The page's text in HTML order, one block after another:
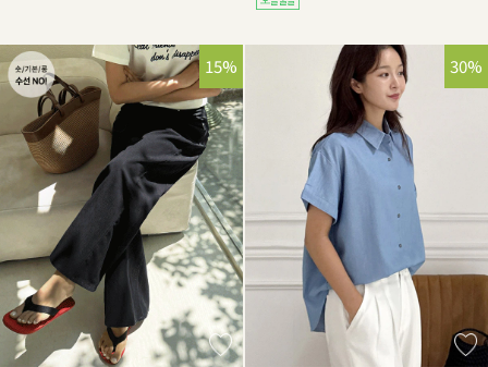
32%
15% 36%
30%